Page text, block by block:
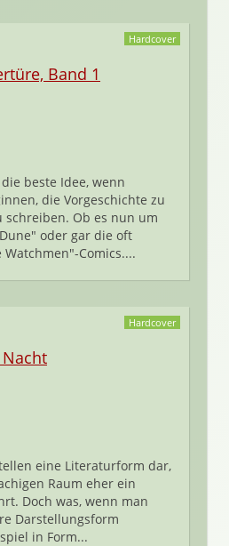
Hardcover
Band 1
beste Idee, wenn
die Vorgeschichte zu
schreiben. Ob es nun um
oder gar die oft
Comics....
Hardcover
eine Literaturform dar,
Raum eher ein
Doch was, wenn man
Darstellungsform
in Form...